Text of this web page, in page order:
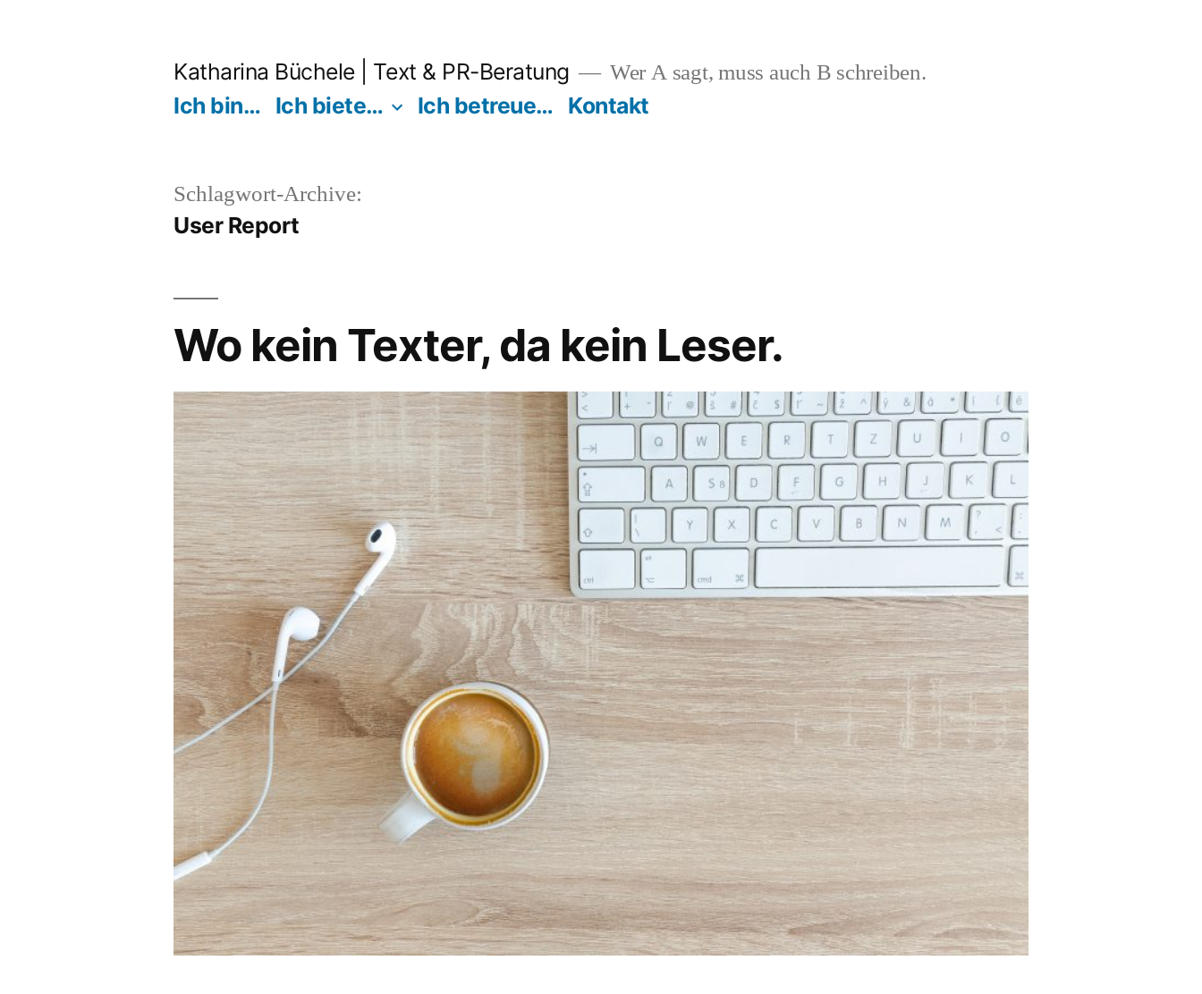
Katharina Büchele | Text & PR-Beratung Wer A sagt, muss auch B schreiben.
Ich bin… Ich biete… Ich betreue… Kontakt
Schlagwort-Archive:
User Report
Wo kein Texter, da kein Leser.